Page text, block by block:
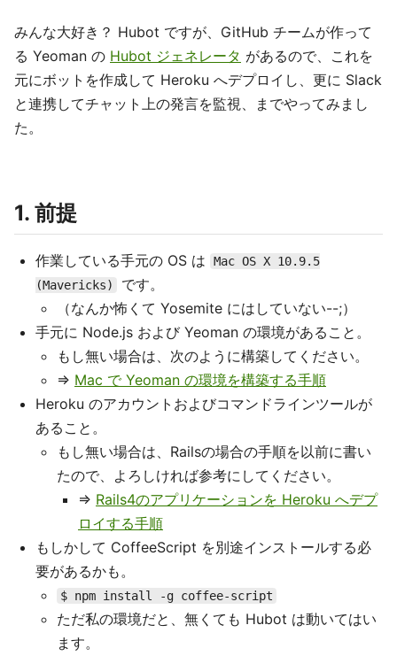
みんな大好き？ Hubot ですが、GitHub チームが作って
る Yeoman の Hubot ジェネレータ があるので、これを
元にボットを作成して Heroku へデプロイし、更に Slack
と連携してチャット上の発言を監視、までやってみまし
た。
1. 前提
作業している手元の OS は
Mac OS X 10.9.5
(Mavericks)
です。
（なんか怖くて Yosemite にはしていない--;）
手元に Node.js および Yeoman の環境があること。
もし無い場合は、次のように構築してください。
⇒ Mac で Yeoman の環境を構築する手順
Heroku のアカウントおよびコマンドラインツールが
あること。
もし無い場合は、Railsの場合の手順を以前に書い
たので、よろしければ参考にしてください。
⇒ Rails4のアプリケーションを Heroku へデプ
ロイする手順
もしかして CoffeeScript を別途インストールする必
要があるかも。
$ npm install -g coffee-script
ただ私の環境だと、無くても Hubot は動いてはい
ます。